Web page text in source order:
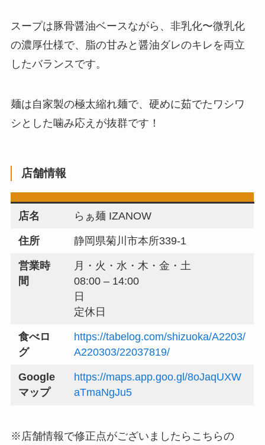
​スープは豚骨醤油ベースながら、非乳化〜微乳化
の濃厚仕様で、脂の甘みと醤油ダレのキレを両立
したバランスです。
麺は自家製の極太縮れ麺で、硬めに茹でたワシワ
シとした噛み応えが抜群です！
店舗情報
店名 らぁ麺 IZANOW
住所 静岡県菊川市本所339-1
営業時
間
月・火・水・木・金・土
08:00 – 14:00
日
定休日
食べロ
グ
https://tabelog.com/shizuoka/A2203/
A220303/22037819/
Google
マップ
https://maps.app.goo.gl/8oJaqUXW
aTmaNgJu5
※店舗情報で修正点がございましたらこちらの